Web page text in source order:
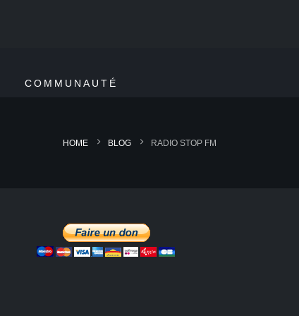
COMMUNAUTÉ
HOME BLOG RADIO STOP FM